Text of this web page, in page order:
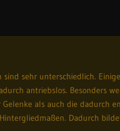
sehr unterschiedlich.
antriebslos. Besonders
als auch die dadurch
Dadurch